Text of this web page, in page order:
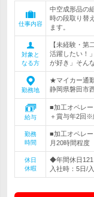
仕事内容
中空成形品の
時の段取り替
ます。
対象と
なる方
【未経験・
活躍したい！
が好き」そん
勤務地
★マイカー通
静岡県磐田市
給与
■加工オペレ
＋賞与年2回※
勤務
時間
■加工オペレ
月20時間程度
休日
休暇
◆年間休日
入社時：5日/